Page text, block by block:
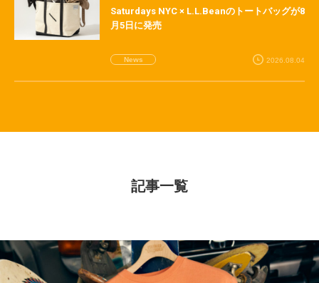
Saturdays NYC × L.L.Beanのトートバッグが8
月5日に発売
News 2026.08.04
記事一覧